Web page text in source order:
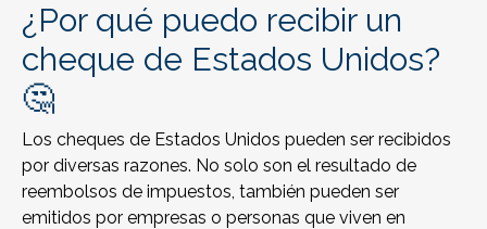
¿Por qué puedo recibir un
cheque de Estados Unidos?
🤔
Los cheques de Estados Unidos pueden ser recibidos
por diversas razones. No solo son el resultado de
reembolsos de impuestos, también pueden ser
emitidos por empresas o personas que viven en